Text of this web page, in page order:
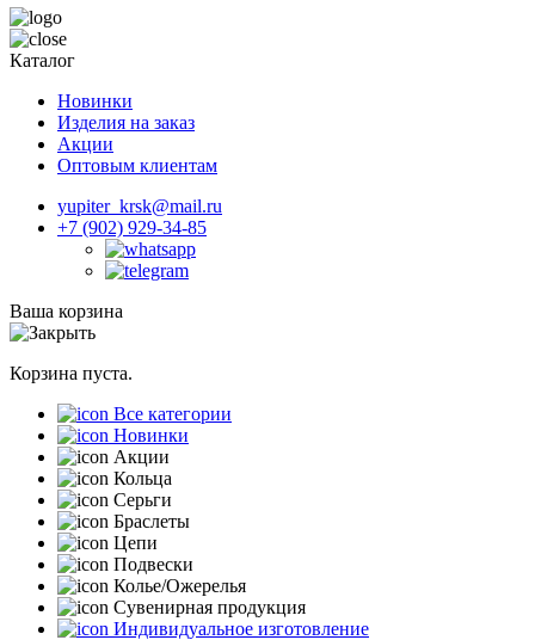
Каталог
Новинки
Изделия на заказ
Акции
Оптовым клиентам
yupiter_krsk@mail.ru
+7 (902) 929-34-85
Ваша корзина
Корзина пуста.
Все категории
Новинки
Акции
Кольца
Серьги
Браслеты
Цепи
Подвески
Колье/Ожерелья
Сувенирная продукция
Индивидуальное изготовление